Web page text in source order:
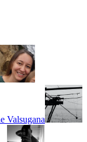
Valsugana